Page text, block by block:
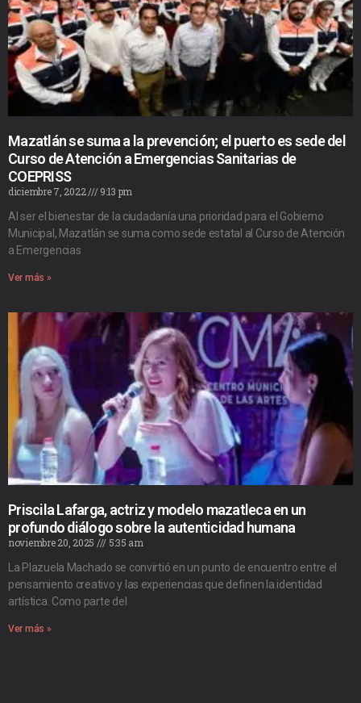
Mazatlán se suma a la prevención; el puerto es sede del
Curso de Atención a Emergencias Sanitarias de
COEPRISS
diciembre 7, 2022
9:13 pm
Al ser el bienestar de la ciudadanía una prioridad para el Gobierno
Municipal, Mazatlán se suma como sede estatal al Curso de Atención
a Emergencias
Ver más »
Priscila Lafarga, actriz y modelo mazatleca en un
profundo diálogo sobre la autenticidad humana
noviembre 20, 2025
5:35 am
La Plazuela Machado se convirtió en un punto de encuentro entre el
pensamiento creativo y las experiencias que definen la identidad
artística. Como parte del
Ver más »